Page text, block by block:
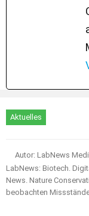
Aktuelles
Autor: LabNews
LabNews: Biotech.
News. Nature
beobachten